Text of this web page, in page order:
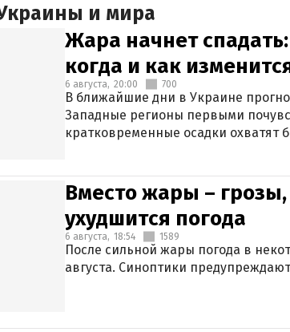
и мира
Жара начнет
когда и как
6 августа, 20:00 700
В ближайшие дни в Украине
Западные регионы первыми
кратковременные осадки охватят
Вместо жары –
ухудшится погода
6 августа, 18:54 1589
После сильной жары погода в
августа. Синоптики